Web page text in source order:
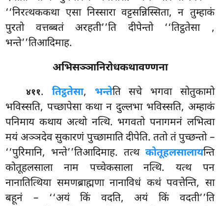
‘‘निरत्थककथा एसा निस्सारा वट्टसन्निस्सिता, न तुम्हाकं
पुरतो वत्तब्बतं अरहती’’ति दीपेन्तो ‘‘तिट्ठतेसा ,
भन्ते’’तिआदिमाह.
अभिसञ्ञानिरोधकथावण्णना
४११. तिट्ठतेसा, भन्तेति सचे भगवा सोतुकामो
भविस्सति, पच्छापेसा कथा न दुल्लभा भविस्सति, अम्हाकं
पनिमाय कथाय अत्थो नत्थि. भगवतो पनागमनं लभित्वा
मयं अञ्ञदेव सुकारणं पुच्छामाति दीपेति. ततो तं पुच्छन्तो –
‘‘पुरिमानि, भन्ते’’तिआदिमाह. तत्थ कोतूहलसालायन्ति
कोतूहलसाला नाम पच्चेकसाला नत्थि. यत्थ पन
नानातित्थिया समणब्राह्मणा नानाविधं कथं पवत्तेन्ति, सा
बहूनं – ‘‘अयं किं वदति, अयं किं वदती’’ति